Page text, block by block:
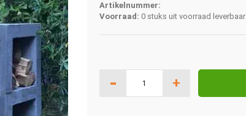
Artikelnummer:
Voorraad: 0 stuks uit voorraad leverbaar
- +